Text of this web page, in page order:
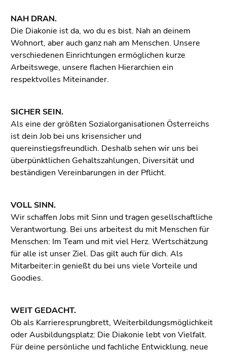
NAH DRAN.
Die Diakonie ist da, wo du es bist. Nah an deinem
Wohnort, aber auch ganz nah am Menschen. Unsere
verschiedenen Einrichtungen ermöglichen kurze
Arbeitswege, unsere flachen Hierarchien ein
respektvolles Miteinander.
SICHER SEIN.
Als eine der größten Sozialorganisationen Österreichs
ist dein Job bei uns krisensicher und
quereinstiegsfreundlich. Deshalb sehen wir uns bei
überpünktlichen Gehaltszahlungen, Diversität und
beständigen Vereinbarungen in der Pflicht.
VOLL SINN.
Wir schaffen Jobs mit Sinn und tragen gesellschaftliche
Verantwortung. Bei uns arbeitest du mit Menschen für
Menschen: Im Team und mit viel Herz. Wertschätzung
für alle ist unser Ziel. Das gilt auch für dich. Als
Mitarbeiter:in genießt du bei uns viele Vorteile und
Goodies.
WEIT GEDACHT.
Ob als Karrieresprungbrett, Weiterbildungsmöglichkeit
oder Ausbildungsplatz: Die Diakonie lebt von Vielfalt.
Für deine persönliche und fachliche Entwicklung, neue